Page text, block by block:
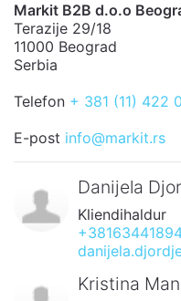
Markit B2B d.o.o
Terazije 29/18
11000 Beograd
Serbia
Telefon + 381 (11) 422
E-post info@markit.rs
Danijela
Kliendihaldur
Kristina